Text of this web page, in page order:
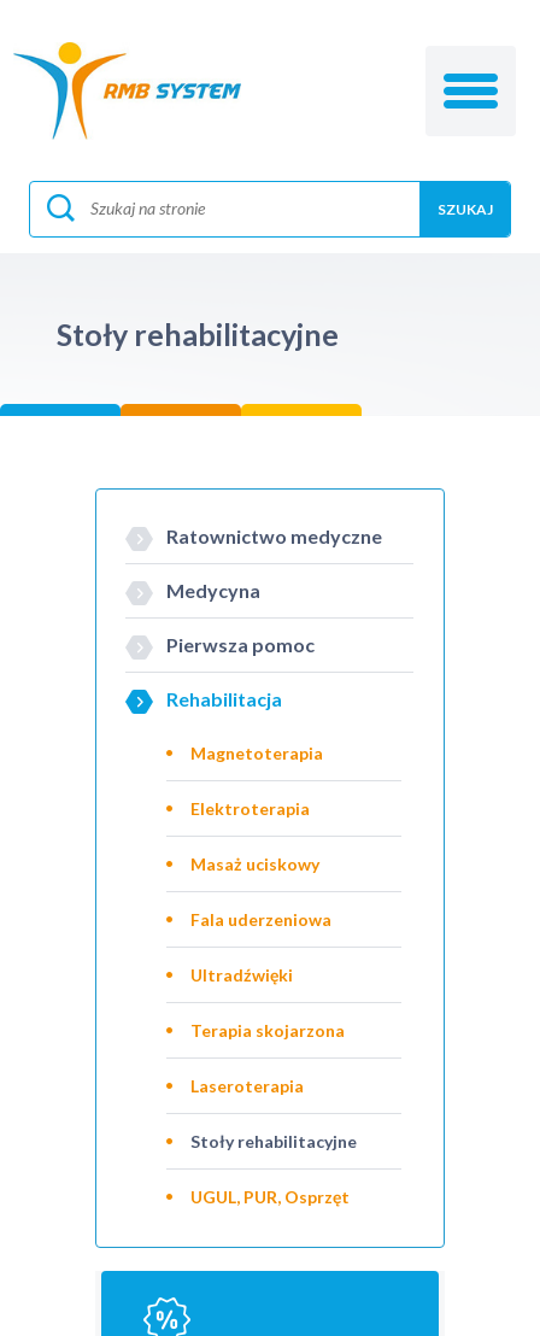
Stoły rehabilitacyjne
Ratownictwo medyczne
Medycyna
Pierwsza pomoc
Rehabilitacja
Magnetoterapia
Elektroterapia
Masaż uciskowy
Fala uderzeniowa
Ultradźwięki
Terapia skojarzona
Laseroterapia
Stoły rehabilitacyjne
UGUL, PUR, Osprzęt